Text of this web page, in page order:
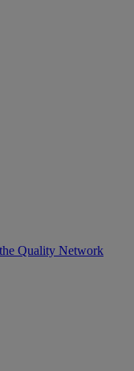
Quality Network